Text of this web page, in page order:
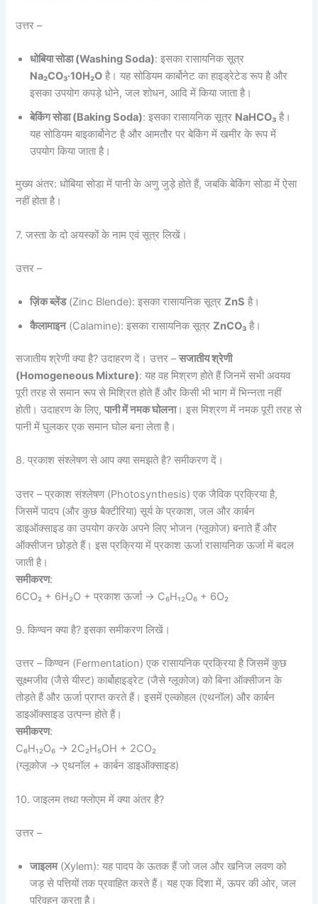
उत्तर –
धोबिया सोडा (Washing Soda): इसका रासायनिक सूत्र
Na₂CO₃·10H₂O है। यह सोडियम कार्बोनेट का हाइड्रेटेड रूप है और
इसका उपयोग कपड़े धोने, जल शोधन, आदि में किया जाता है।
बेकिंग सोडा (Baking Soda): इसका रासायनिक सूत्र NaHCO₃ है।
यह सोडियम बाइकार्बोनेट है और आमतौर पर बेकिंग में खमीर के रूप में
उपयोग किया जाता है।
मुख्य अंतर: धोबिया सोडा में पानी के अणु जुड़े होते हैं, जबकि बेकिंग सोडा में ऐसा
नहीं होता है।
7. जस्ता के दो अयस्कों के नाम एवं सूत्र लिखें।
उत्तर –
ज़िंक ब्लेंड(Zinc Blende): इसका रासायनिक सूत्रZnS है।
कैलामाइन(Calamine): इसका रासायनिक सूत्रZnCO₃ है।
सजातीय श्रेणी क्या है? उदाहरण दें। उत्तर –सजातीय श्रेणी
(Homogeneous Mixture): यह वह मिश्रण होते हैं जिनमें सभी अवयव
पूरी तरह से समान रूप से मिश्रित होते हैं और किसी भी भाग में भिन्नता नहीं
होती। उदाहरण के लिए,पानी में नमक घोलना। इस मिश्रण में नमक पूरी तरह से
पानी में घुलकर एक समान घोल बना लेता है।
8. प्रकाश संश्लेषण से आप क्या समझते है? समीकरण दें।
उत्तर – प्रकाश संश्लेषण (Photosynthesis) एक जैविक प्रक्रिया है,
जिसमें पादप (और कुछ बैक्टीरिया) सूर्य के प्रकाश, जल और कार्बन
डाइऑक्साइड का उपयोग करके अपने लिए भोजन (ग्लूकोज) बनाते हैं और
ऑक्सीजन छोड़ते हैं। इस प्रक्रिया में प्रकाश ऊर्जा रासायनिक ऊर्जा में बदल
जाती है।
समीकरण:
6CO₂ + 6H₂O + प्रकाश ऊर्जा → C₆H₁₂O₆ + 6O₂
9. किण्वन क्या है? इसका समीकरण लिखें।
उत्तर – किण्वन (Fermentation) एक रासायनिक प्रक्रिया है जिसमें कुछ
सूक्ष्मजीव (जैसे यीस्ट) कार्बोहाइड्रेट (जैसे ग्लूकोज) को बिना ऑक्सीजन के
तोड़ते हैं और ऊर्जा प्राप्त करते हैं। इसमें एल्कोहल (एथनॉल) और कार्बन
डाइऑक्साइड उत्पन्न होते हैं।
समीकरण:
C₆H₁₂O₆ → 2C₂H₅OH + 2CO₂
(ग्लूकोज → एथनॉल + कार्बन डाइऑक्साइड)
10. जाइलम तथा फ्लोएम में क्या अंतर है?
उत्तर –
जाइलम(Xylem): यह पादप के ऊतक हैं जो जल और खनिज लवण को
जड़ से पत्तियों तक प्रवाहित करते हैं। यह एक दिशा में, ऊपर की ओर, जल
परिवहन करता है।